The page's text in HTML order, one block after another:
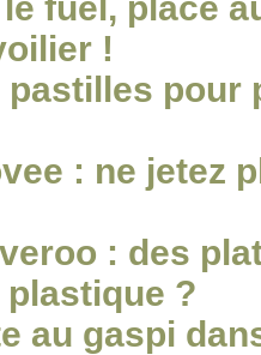
!
pastilles pour
: ne jetez
: des
?
au gaspi